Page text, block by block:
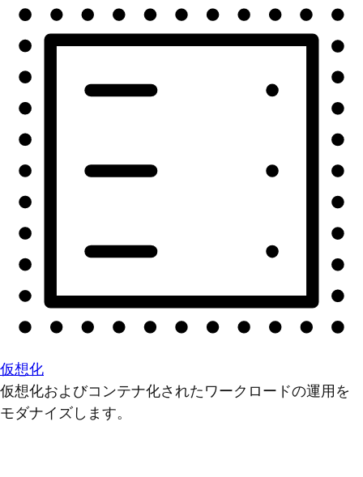
仮想化
仮想化およびコンテナ化されたワークロードの運用を
モダナイズします。